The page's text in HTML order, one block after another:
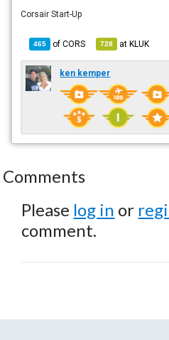
Corsair Start-Up
465 ofCORS 728 atKLUK
ken kemper
Comments
Please log in or
comment.